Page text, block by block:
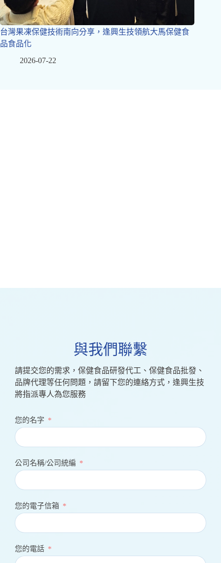
台灣果凍保健技術南向分享，逢興生技領航大馬保健食
品食品化
2026-07-22
與我們聯繫
請提交您的需求，保健食品研發代工、保健食品批發、
品牌代理等任何問題，請留下您的連絡方式，逢興生技
將指派專人為您服務
您的名字
公司名稱/公司統編
您的電子信箱
您的電話